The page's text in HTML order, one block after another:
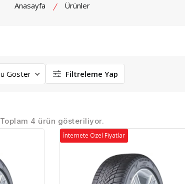
Anasayfa Ürünler
Filtreleme Yap
Toplam 4 ürün gösteriliyor.
İnternete Özel Fiyatlar